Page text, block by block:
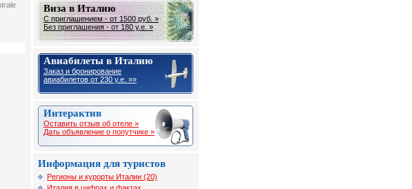
Виза в Италию
С приглашением - от 1500 руб. »
Без приглашения - от 180 у.е. »
Авиабилеты в Италию
Заказ и бронирование
авиабилетов от 230 y.e. »»
Интерактив
Оставить отзыв об отеле »
Дать объявление о попутчике »
Информация для туристов
Регионы и курорты Италии (20)